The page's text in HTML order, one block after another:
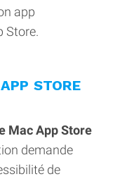
app
Store.
STORE
Mac App Store
demande
de